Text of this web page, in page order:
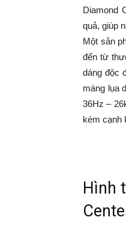
Diamond
quả, giúp
Một sản
đến từ
dáng độc
màng lụa
36Hz –
kém cạnh
Hình